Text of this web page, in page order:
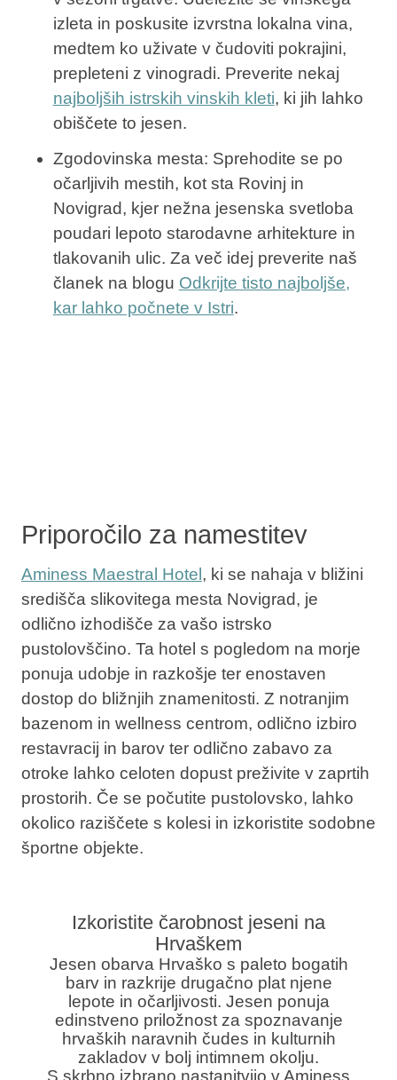
izleta in poskusite izvrstna lokalna vina,
medtem ko uživate v čudoviti pokrajini,
prepleteni z vinogradi. Preverite nekaj
najboljših istrskih vinskih kleti, ki jih lahko
obiščete to jesen.
Zgodovinska mesta: Sprehodite se po
očarljivih mestih, kot sta Rovinj in
Novigrad, kjer nežna jesenska svetloba
poudari lepoto starodavne arhitekture in
tlakovanih ulic. Za več idej preverite naš
članek na blogu Odkrijte tisto najboljše,
kar lahko počnete v Istri.
Priporočilo za namestitev
Aminess Maestral Hotel , ki se nahaja v bližini
središča slikovitega mesta Novigrad, je
odlično izhodišče za vašo istrsko
pustolovščino. Ta hotel s pogledom na morje
ponuja udobje in razkošje ter enostaven
dostop do bližnjih znamenitosti. Z notranjim
bazenom in wellness centrom, odlično izbiro
restavracij in barov ter odlično zabavo za
otroke lahko celoten dopust preživite v zaprtih
prostorih. Če se počutite pustolovsko, lahko
okolico raziščete s kolesi in izkoristite sodobne
športne objekte.
Izkoristite čarobnost jeseni na
Hrvaškem
Jesen obarva Hrvaško s paleto bogatih
barv in razkrije drugačno plat njene
lepote in očarljivosti. Jesen ponuja
edinstveno priložnost za spoznavanje
hrvaških naravnih čudes in kulturnih
zakladov v bolj intimnem okolju.
S skrbno izbrano nastanitvijo v Aminess